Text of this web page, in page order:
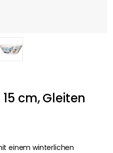
cm, Gleiten
einem winterlichen